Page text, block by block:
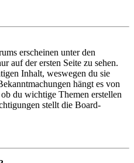
erscheinen unter den
auf der ersten Seite zu sehen.
Inhalt, weswegen du sie
hängt es von
du wichtige Themen erstellen
stellt die Board-